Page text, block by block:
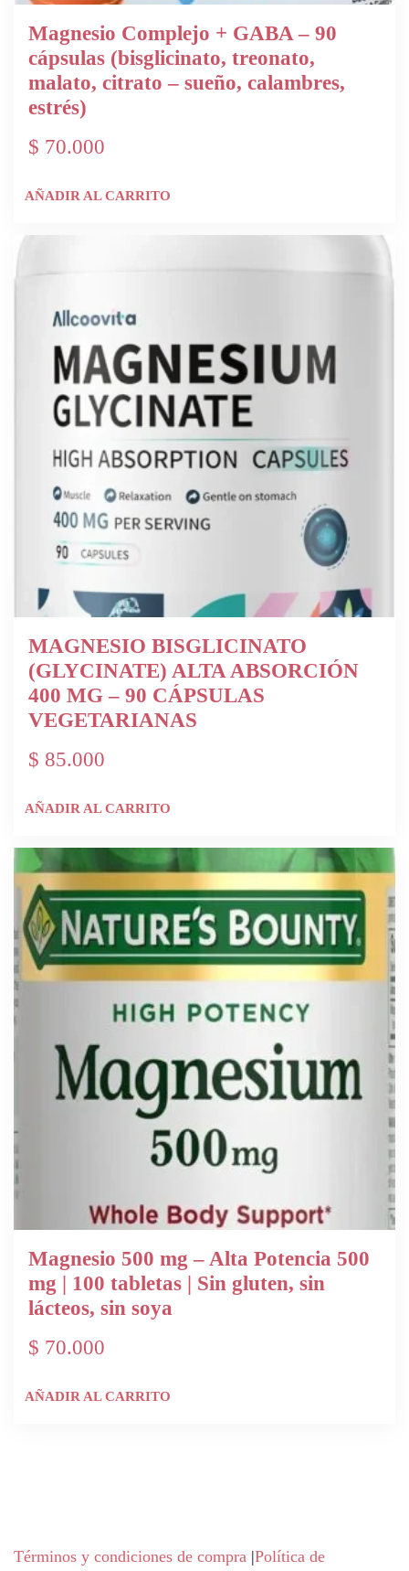
Magnesio Complejo + GABA – 90
cápsulas (bisglicinato, treonato,
malato, citrato – sueño, calambres,
estrés)
$ 70.000
AÑADIR AL CARRITO
MAGNESIO BISGLICINATO
(GLYCINATE) ALTA ABSORCIÓN
400 MG – 90 CÁPSULAS
VEGETARIANAS
$ 85.000
AÑADIR AL CARRITO
Magnesio 500 mg – Alta Potencia 500
mg | 100 tabletas | Sin gluten, sin
lácteos, sin soya
$ 70.000
AÑADIR AL CARRITO
Términos y condiciones de compra |Política de